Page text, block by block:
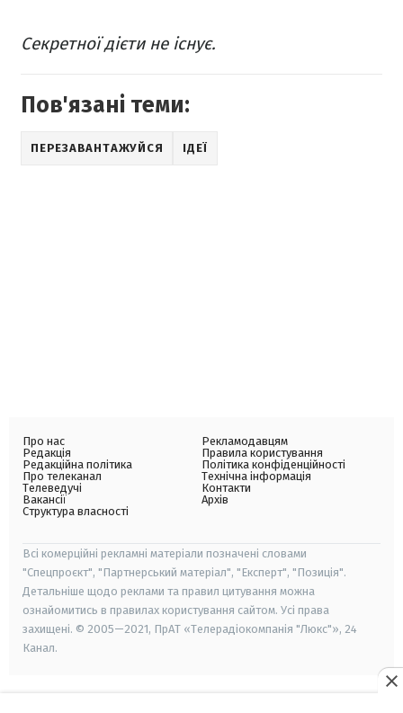
Секретної дієти не існує.
Пов'язані теми:
ПЕРЕЗАВАНТАЖУЙСЯ ІДЕЇ
Про нас
Редакція
Редакційна політика
Про телеканал
Телеведучі
Вакансії
Структура власності
Рекламодавцям
Правила користування
Політика конфіденційності
Технічна інформація
Контакти
Архів
Всі комерційні рекламні матеріали позначені словами
"Спецпроєкт", "Партнерський матеріал", "Експерт", "Позиція".
Детальніше щодо реклами та правил цитування можна
ознайомитись в правилах користування сайтом. Усі права
захищені. © 2005—2021, ПрАТ «Телерадіокомпанія "Люкс"», 24
Канал.